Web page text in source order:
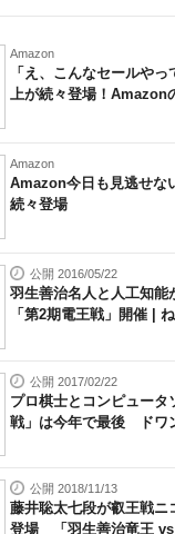
Amazon
「え、こんなセールや
上が続々登場！Amazon
Amazon
Amazon今日も見逃せな
続々登場
公開 2016/05/22
羽生善治名人と人工知
「第2期電王戦」開催 |
公開 2017/02/22
プロ棋士とコンピュータ
戦」は今年で最後 ドワ
公開 2018/11/13
藤井聡太七段が叡王戦ニ
登場 「羽生善治竜王 vs